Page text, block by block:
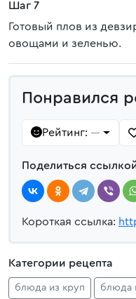
Шаг 7
Готовый плов из
овощами и зеленью.
Понравился
Рейтинг: —
Поделиться
Короткая ссылка:
Категории рецепта
блюда из круп блюда